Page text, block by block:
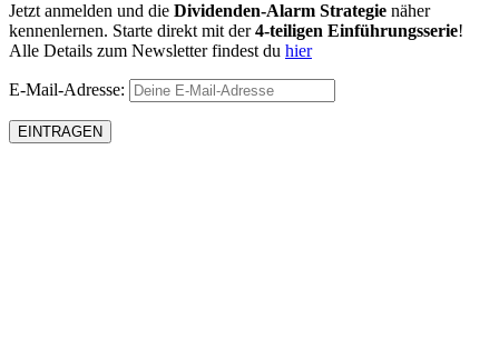
Jetzt anmelden und die Dividenden-Alarm Strategie näher
kennenlernen. Starte direkt mit der4-teiligen Einführungsserie!
Alle Details zum Newsletter findest du hier
E-Mail-Adresse: